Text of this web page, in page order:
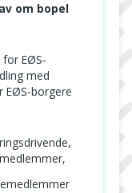
om bopel
EØS-
med
EØS-borgere